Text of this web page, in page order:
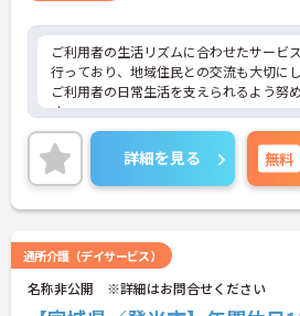
ご利用者の生活リズムに合わせたサービ
行っており、地域住民との交流も大切にし
ご利用者の日常生活を支えられるよう努
す。
昇給・賞与制度があり、頑張りがきちん
るので、モチベーションにつながります。
に寄り添い、丁寧なサービスの提供を行
ける方を募集しています。
ご興味のある方には、面接対策ポイント
さい！
詳細を見る 無料
通所介護（デイサービス）
名称非公開 ※詳細はお問合せください